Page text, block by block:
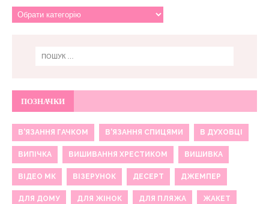
ПОЗНАЧКИ
В'ЯЗАННЯ ГАЧКОМ В'ЯЗАННЯ СПИЦЯМИ В ДУХОВЦІ
ВИПІЧКА ВИШИВАННЯ ХРЕСТИКОМ ВИШИВКА
ВІДЕО МК ВІЗЕРУНОК ДЕСЕРТ ДЖЕМПЕР
ДЛЯ ДОМУ ДЛЯ ЖІНОК ДЛЯ ПЛЯЖА ЖАКЕТ